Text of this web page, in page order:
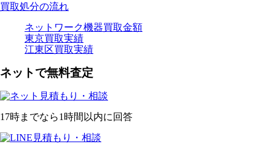
買取処分の流れ
ネットワーク機器買取金額
東京買取実績
江東区買取実績
ネットで無料査定
17時までなら1時間以内に回答